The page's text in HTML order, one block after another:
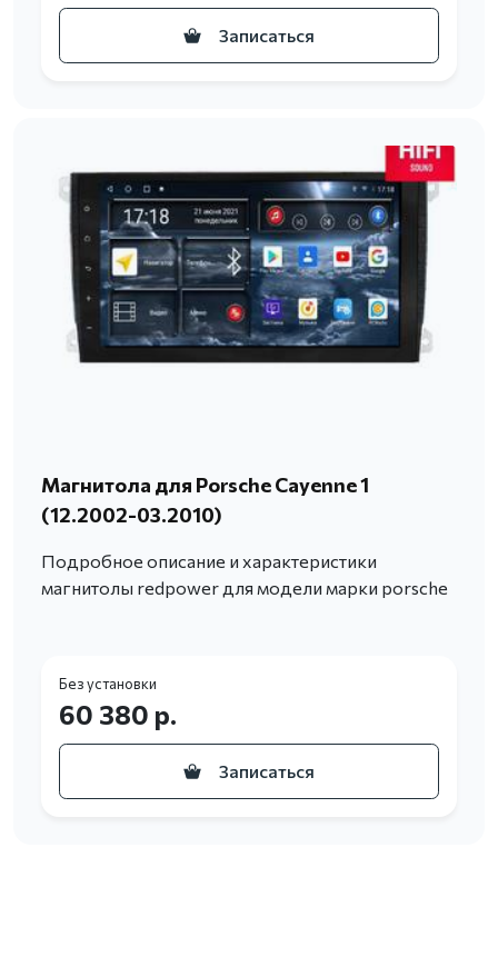
Записаться
Магнитола для Porsche Cayenne 1
(12.2002-03.2010)
Подробное описание и характеристики
магнитолы redpower для модели марки porsche
Без установки
60 380 р.
Записаться